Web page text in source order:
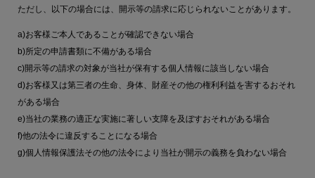
ただし、以下の場合には、開示等の請求に応じられないことがあります。
a)お客様ご本人であることが確認できない場合
b)所定の申請書類に不備がある場合
c)開示等の請求の対象が当社が保有する個人情報に該当しない場合
d)お客様又は第三者の生命、身体、財産その他の権利利益を害するおそれ
がある場合
e)当社の業務の適正な実施に著しい支障を及ぼすおそれがある場合
f)他の法令に違反することになる場合
g)個人情報保護法その他の法令により当社が開示の義務を負わない場合